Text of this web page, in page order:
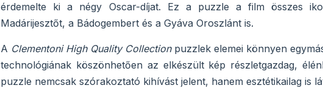
érdemelte ki a négy Oscar-díjat. Ez a puzzle a film összes
Madárijesztőt, a Bádogembert és a Gyáva Oroszlánt is.
A Clementoni High Quality Collectionpuzzlek elemei könnyen
technológiának köszönhetően az elkészült kép részletgazdag,
puzzle nemcsak szórakoztató kihívást jelent, hanem esztétikailag is